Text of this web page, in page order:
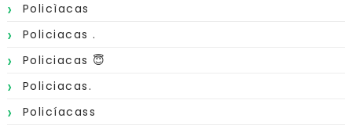
Policìacas
Policiacas .
Policiacas 😇
Policiacas.
Policíacass